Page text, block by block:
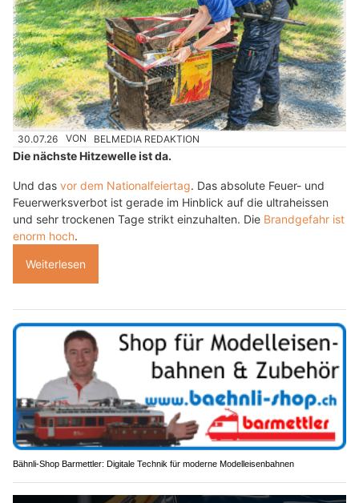
30.07.26 VON BELMEDIA REDAKTION
Die nächste Hitzewelle ist da.
Und das vor dem Nationalfeiertag. Das absolute Feuer- und
Feuerwerksverbot ist gerade im Hinblick auf die ultraheissen
und sehr trockenen Tage strikt einzuhalten. Die Brandgefahr ist
enorm hoch.
Weiterlesen
Bähnli-Shop Barmettler: Digitale Technik für moderne Modelleisenbahnen